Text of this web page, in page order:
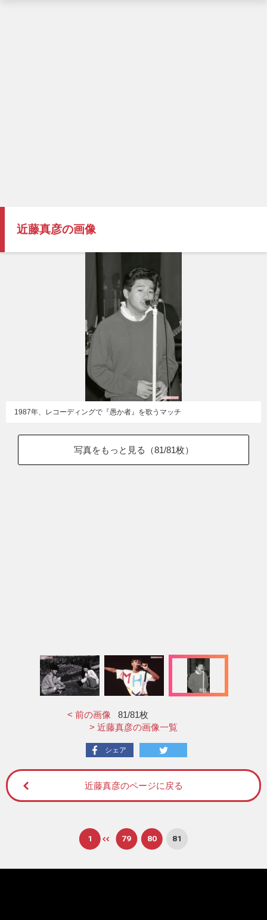
近藤真彦の画像
1987年、レコーディングで『愚か者』を歌うマッチ
写真をもっと見る（81/81枚）
< 前の画像 81/81枚
> 近藤真彦の画像一覧
シェア
近藤真彦のページに戻る
1 79 80 81